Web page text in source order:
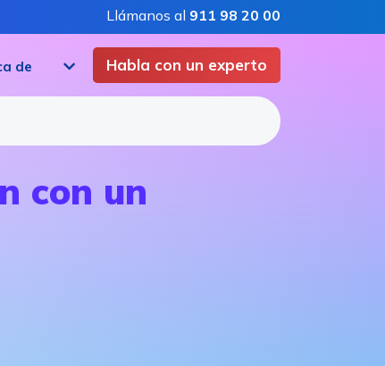
Llámanos al 911 98 20 00
Habla con un experto
de
con un